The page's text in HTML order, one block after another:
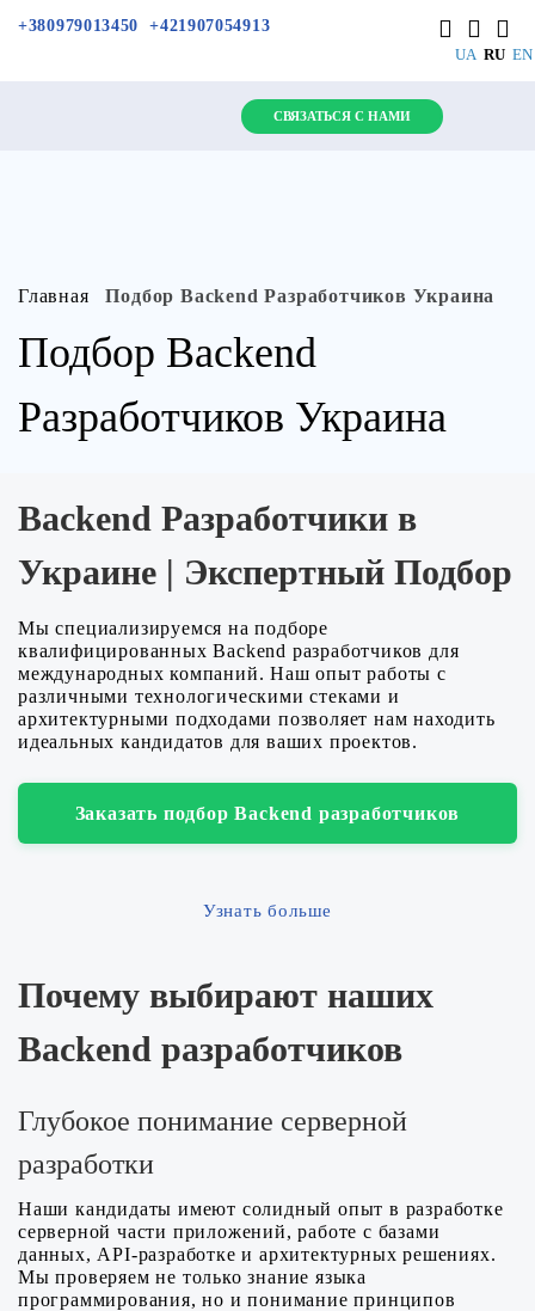
+380979013450
+421907054913
UA RU EN
СВЯЗАТЬСЯ С НАМИ
Главная Подбор Backend Разработчиков Украина
Подбор Backend
Разработчиков Украина
Backend Разработчики в
Украине | Экспертный Подбор
Мы специализируемся на подборе
квалифицированных Backend разработчиков для
международных компаний. Наш опыт работы с
различными технологическими стеками и
архитектурными подходами позволяет нам находить
идеальных кандидатов для ваших проектов.
Заказать подбор Backend разработчиков
Узнать больше
Почему выбирают наших
Backend разработчиков
Глубокое понимание серверной
разработки
Наши кандидаты имеют солидный опыт в разработке
серверной части приложений, работе с базами
данных, API-разработке и архитектурных решениях.
Мы проверяем не только знание языка
программирования, но и понимание принципов